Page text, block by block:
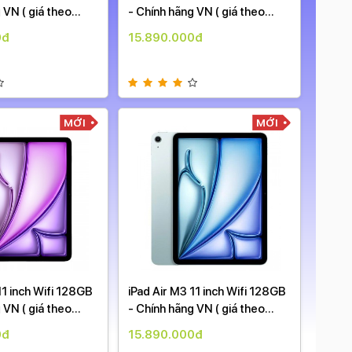
VN ( giá theo
MỚI
inch Wifi 128GB
VN ( giá theo
- Chính hãng VN ( giá theo
15.890.000đ
MỚI
iPad Air M3 11 inch Wifi 128GB
- Chính hãng VN ( giá theo
15.890.000đ